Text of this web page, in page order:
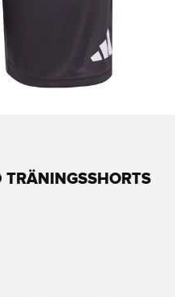
TRÄNINGSSHORTS